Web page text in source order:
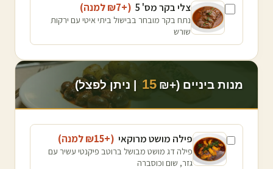
צלי בקר מס' 5 (+₪
7 למנה)
נתח בקר מובחר בבישול ביתי איטי עם ירקות
שורש
מנות ביניים (+₪ 15 | ניתן לפצל)
פילה מושט מרוקאי (+₪
15 למנה)
פילה דג מושט מבושל ברוטב פיקנטי עשיר עם
גזר, שום וכוסברה